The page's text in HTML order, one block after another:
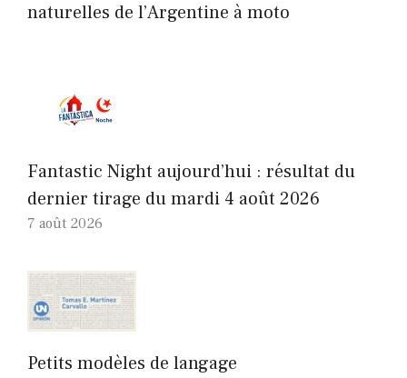
naturelles de l’Argentine à moto
Fantastic Night aujourd’hui : résultat du
dernier tirage du mardi 4 août 2026
7 août 2026
Petits modèles de langage